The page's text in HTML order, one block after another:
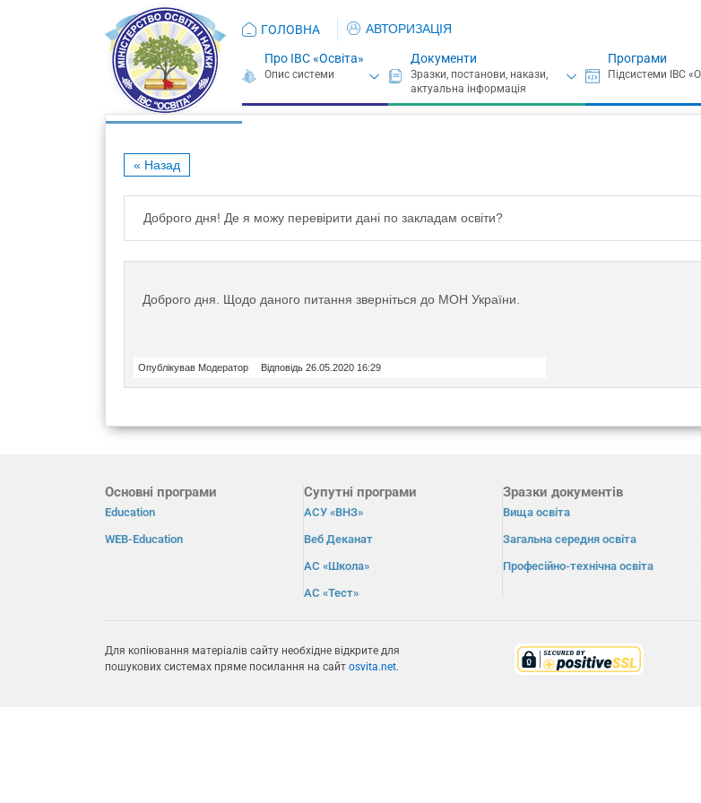
ГОЛОВНА АВТОРИЗАЦІЯ
Про ІВС «Освіта» Документи Програми
« Назад
Доброго дня! Де я можу перевірити дані по закладам освіти?
Доброго дня. Щодо даного питання зверніться до МОН України.
Опублікував Модератор Відповідь 26.05.2020 16:29
Основні програми
Education
WEB-Education
Супутні програми
АСУ «ВНЗ»
Веб Деканат
АС «Школа»
АС «Тест»
Зразки документів
Вища освіта
Загальна середня освіта
Професійно-технічна освіта
Для копіювання матеріалів сайту необхідне відкрите для
пошукових системах пряме посилання на сайт osvita.net.